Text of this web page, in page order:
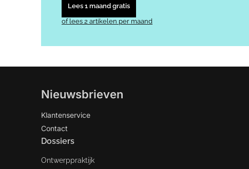
Lees 1 maand gratis
of lees 2 artikelen per maand
Nieuwsbrieven
Klantenservice
Contact
Dossiers
Ontwerppraktijk